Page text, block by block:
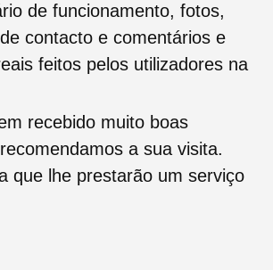
de funcionamento, fotos,
contacto e comentários e
feitos pelos utilizadores na
recebido muito boas
a sua visita.
que lhe prestarão um serviço